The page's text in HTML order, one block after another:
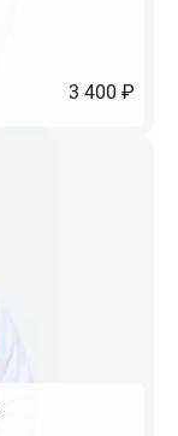
3 400 ₽